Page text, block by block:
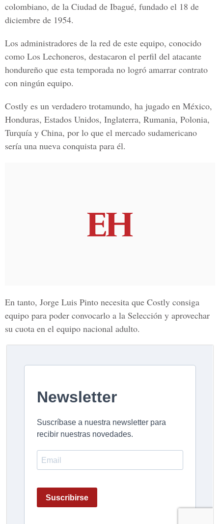
colombiano, de la Ciudad de Ibagué, fundado el 18 de
diciembre de 1954.
Los administradores de la red de este equipo, conocido
como Los Lechoneros, destacaron el perfil del atacante
hondureño que esta temporada no logró amarrar contrato
con ningún equipo.
Costly es un verdadero trotamundo, ha jugado en México,
Honduras, Estados Unidos, Inglaterra, Rumania, Polonia,
Turquía y China, por lo que el mercado sudamericano
sería una nueva conquista para él.
En tanto, Jorge Luis Pinto necesita que Costly consiga
equipo para poder convocarlo a la Selección y aprovechar
su cuota en el equipo nacional adulto.